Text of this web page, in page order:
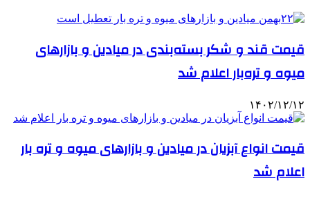
قیمت قند و شکر بسته‌بندی در میادین و بازارهای
میوه و تره‌بار اعلام شد
۱۴۰۲/۱۲/۱۲
قیمت انواع آبزیان در میادین و بازارهای میوه و تره بار
اعلام شد